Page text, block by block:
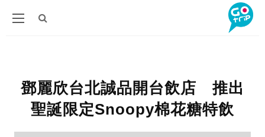
鄧麗欣台北誠品開台飲店 推出
聖誕限定Snoopy棉花糖特飲